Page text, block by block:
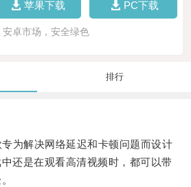
苹果下载 PC下载
安卓市场，安全绿色
排行
解决网络延迟和卡顿问题而设计
还是在观看高清视频时，都可以带